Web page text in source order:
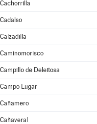
Cachorrilla
Cadalso
Calzadilla
Caminomorisco
Campillo de Deleitosa
Campo Lugar
Cañamero
Cañaveral